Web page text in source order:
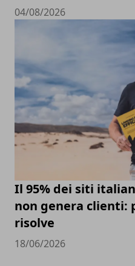
04/08/2026
Il 95% dei siti
non genera clienti:
risolve
18/06/2026